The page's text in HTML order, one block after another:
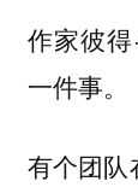
作家彼
一件事。
有个团队